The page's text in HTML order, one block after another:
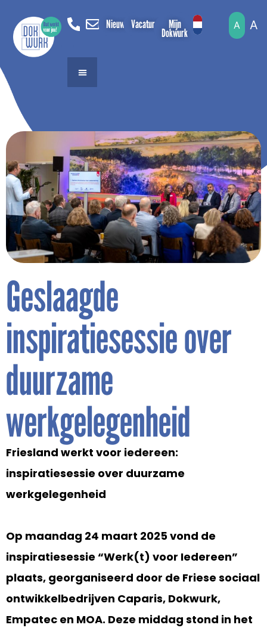
Nieuws Vacatures Mijn
Dokwurk
A A
Geslaagde
inspiratiesessie over
duurzame
werkgelegenheid
Friesland werkt voor iedereen:
inspiratiesessie over duurzame
werkgelegenheid
Op maandag 24 maart 2025 vond de
inspiratiesessie “Werk(t) voor Iedereen”
plaats, georganiseerd door de Friese sociaal
ontwikkelbedrijven Caparis, Dokwurk,
Empatec en MOA. Deze middag stond in het